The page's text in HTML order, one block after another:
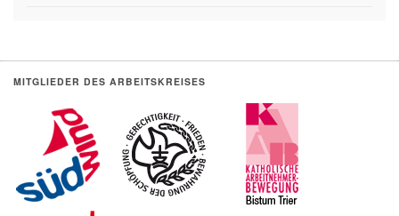
MITGLIEDER DES ARBEITSKREISES